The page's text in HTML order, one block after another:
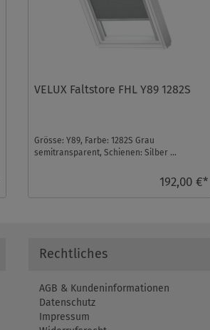
VELUX Faltstore FHL Y89 1282S
Grösse: Y89, Farbe: 1282S Grau
semitransparent, Schienen: Silber ...
192,00 €*
Rechtliches
AGB & Kundeninformationen
Datenschutz
Impressum